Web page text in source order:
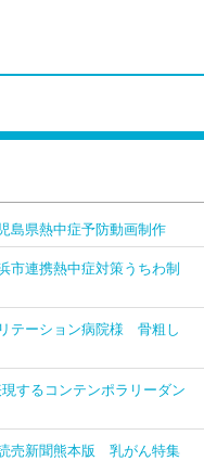
島県熱中症予防動画制作
市連携熱中症対策うちわ制
テーション病院様 骨粗し
するコンテンポラリーダン
売新聞熊本版 乳がん特集